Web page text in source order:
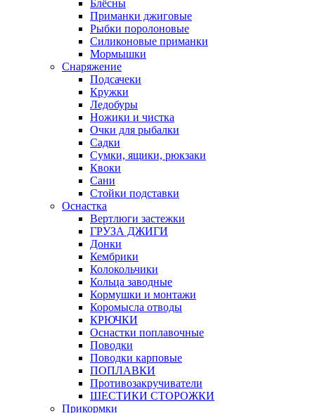
Блёсны
Приманки джиговые
Рыбки поролоновые
Силиконовые приманки
Мормышки
Снаряжение
Подсачеки
Кружки
Ледобуры
Ножики и чистка
Очки для рыбалки
Садки
Сумки, ящики, рюкзаки
Квоки
Сани
Стойки подставки
Оснастка
Вертлюги застежки
ГРУЗА ДЖИГИ
Донки
Кембрики
Колокольчики
Кольца заводные
Кормушки и монтажи
Коромысла отводы
КРЮЧКИ
Оснастки поплавочные
Поводки
Поводки карповые
ПОПЛАВКИ
Противозакручиватели
ШЕСТИКИ СТОРОЖКИ
Прикормки